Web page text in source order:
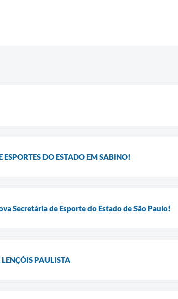
ESPORTES DO ESTADO EM SABINO!
Secretária de Esporte do Estado de São Paulo!
PAULISTA